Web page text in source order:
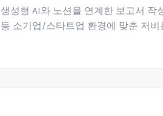
생성형 AI와 노션을 연계한 보고서 작
등 소기업/스타트업 환경에 맞춘 저